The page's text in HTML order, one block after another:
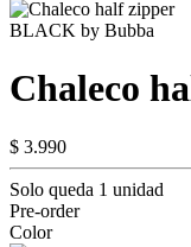
BLACK by Bubba
Chaleco
$ 3.990
Solo queda 1 unidad
Pre-order
Color